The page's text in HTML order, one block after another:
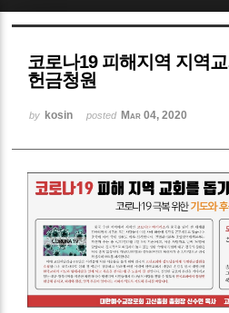
코로나19 피해지역 지역
헌금청원
by kosin posted Mar 04, 2020
Sketchbook5, 스
Sketchbook5, 스